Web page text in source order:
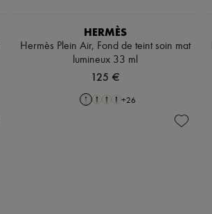
HERMÈS
Hermès Plein Air, Fond de teint soin mat
lumineux 33 ml
125 €
+26